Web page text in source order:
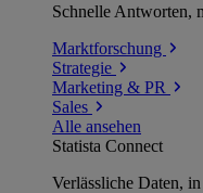
Schnelle Antworten,
Marktforschung
Strategie
Marketing & PR
Sales
Alle ansehen
Statista Connect
Verlässliche Daten,